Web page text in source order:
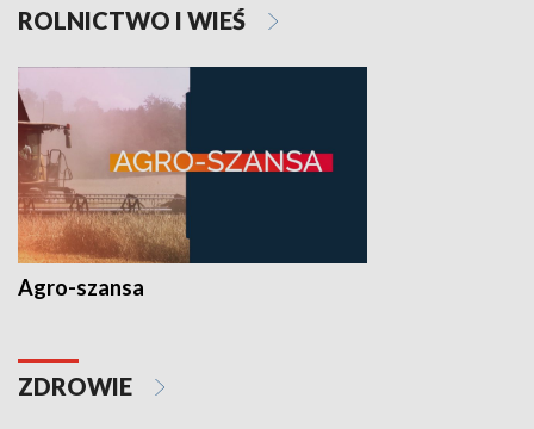
ROLNICTWO I WIEŚ
Agro-szansa
ZDROWIE